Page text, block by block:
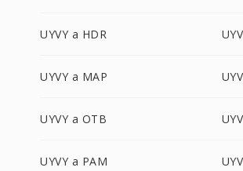
UYVY a HDR
UYVY a MAP
UYVY a OTB
UYVY a PAM